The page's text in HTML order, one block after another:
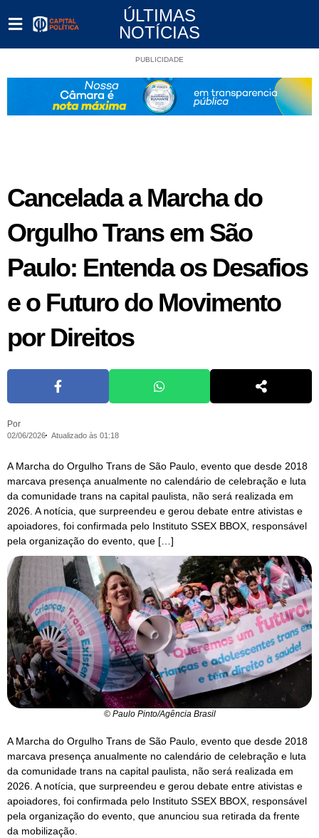
ÚLTIMAS
NOTÍCIAS
PUBLICIDADE
Cancelada a Marcha do
Orgulho Trans em São
Paulo: Entenda os Desafios
e o Futuro do Movimento
por Direitos
Por
02/06/2026 Atualizado às 01:18
A Marcha do Orgulho Trans de São Paulo, evento que desde 2018
marcava presença anualmente no calendário de celebração e luta
da comunidade trans na capital paulista, não será realizada em
2026. A notícia, que surpreendeu e gerou debate entre ativistas e
apoiadores, foi confirmada pelo Instituto SSEX BBOX, responsável
pela organização do evento, que […]
© Paulo Pinto/Agência Brasil
A Marcha do Orgulho Trans de São Paulo, evento que desde 2018
marcava presença anualmente no calendário de celebração e luta
da comunidade trans na capital paulista, não será realizada em
2026. A notícia, que surpreendeu e gerou debate entre ativistas e
apoiadores, foi confirmada pelo Instituto SSEX BBOX, responsável
pela organização do evento, que anunciou sua retirada da frente
da mobilização.